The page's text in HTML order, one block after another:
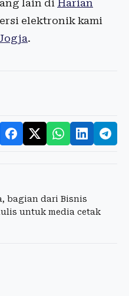
lain di Harian
elektronik kami
.
bagian dari Bisnis
untuk media cetak